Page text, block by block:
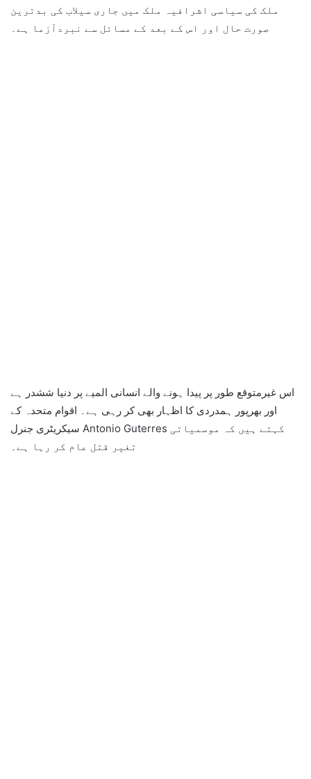
ملک کی سیاسی اشرافیہ ملک میں جاری سیلاب کی بدترین
صورت حال اور اس کے بعد کے مسائل سے نبردآزما ہے۔
اس غیرمتوقع طور پر پیدا ہونے والے انسانی المیے پر دنیا ششدر ہے
اور بھرپور ہمدردی کا اظہار بھی کر رہی ہے۔ اقوام متحدہ کے
سیکریٹری جنرل Antonio Guterres کہتے ہیں کہ موسمیاتی
تغیر قتل عام کر رہا ہے۔